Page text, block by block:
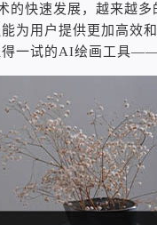
的快速发展，越来越
为用户提供更加高效
一试的AI绘画工具——